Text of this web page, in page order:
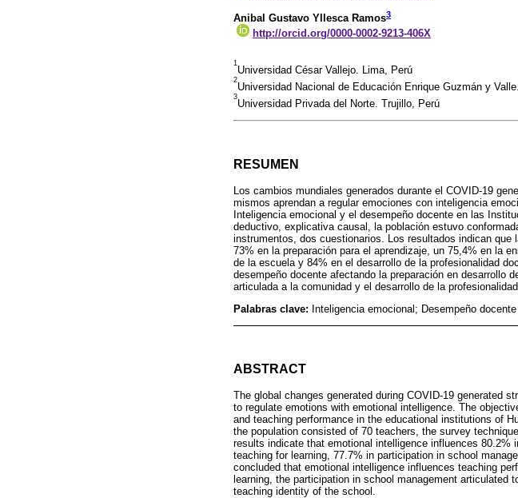
Anibal Gustavo Yllesca Ramos3
http://orcid.org/0000-0002-9213-406X
1
Universidad César Vallejo. Lima, Perú
2
Universidad Nacional de Educación Enrique Guzmán y
3
Universidad Privada del Norte. Trujillo, Perú
RESUMEN
Los cambios mundiales generados durante el COVID-19
mismos aprendan a regular emociones con inteligencia
Inteligencia emocional y el desempeño docente en las
deductivo, explicativa causal, la población estuvo
instrumentos, dos cuestionarios. Los resultados indican
73% en la preparación para el aprendizaje, un 75,4% en la
de la escuela y 84% en el desarrollo de la profesionalidad
desempeño docente afectando la preparación en desarrollo
articulada a la comunidad y el desarrollo de la
Palabras clave: Inteligencia emocional; Desempeño docente
ABSTRACT
The global changes generated during COVID-19 generated
to regulate emotions with emotional intelligence. The
and teaching performance in the educational institutions of
the population consisted of 70 teachers, the survey
results indicate that emotional intelligence influences 80.2%
teaching for learning, 77.7% in participation in school
concluded that emotional intelligence influences teaching
learning, the participation in school management articulated
teaching identity of the school.